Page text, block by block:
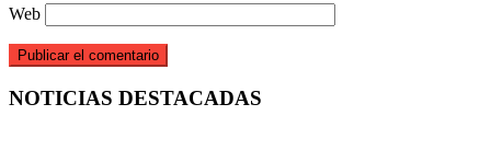
Web
NOTICIAS DESTACADAS